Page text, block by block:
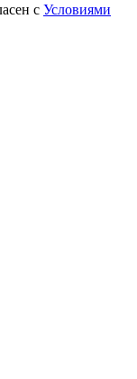
с Условиями